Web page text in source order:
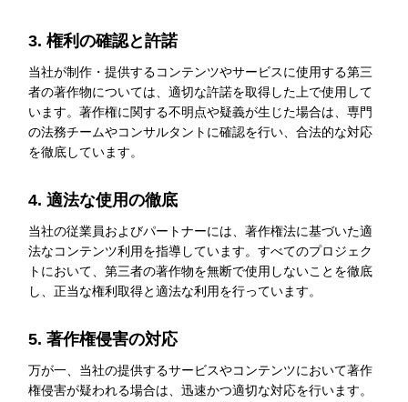
3. 権利の確認と許諾
当社が制作・提供するコンテンツやサービスに使用する第三
者の著作物については、適切な許諾を取得した上で使用して
います。著作権に関する不明点や疑義が生じた場合は、専門
の法務チームやコンサルタントに確認を行い、合法的な対応
を徹底しています。
4. 適法な使用の徹底
当社の従業員およびパートナーには、著作権法に基づいた適
法なコンテンツ利用を指導しています。すべてのプロジェク
トにおいて、第三者の著作物を無断で使用しないことを徹底
し、正当な権利取得と適法な利用を行っています。
5. 著作権侵害の対応
万が一、当社の提供するサービスやコンテンツにおいて著作
権侵害が疑われる場合は、迅速かつ適切な対応を行います。